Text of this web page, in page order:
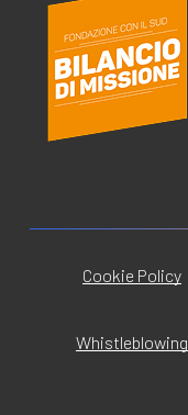
Cookie Policy
Whistleblowing